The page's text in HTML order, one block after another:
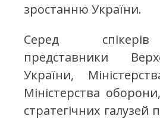
зростанню України.
Серед
представники
України,
Міністерства
стратегічних галузей